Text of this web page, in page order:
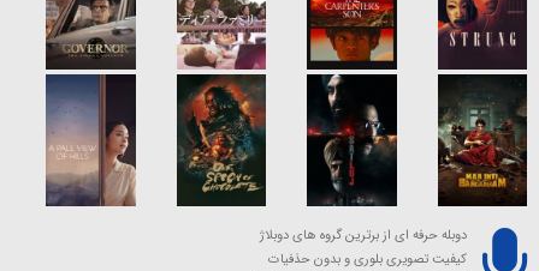
دوبله حرفه ای از برترین گروه های دوبلاژ
کیفیت تصویری بلوری و بدون حذفیات